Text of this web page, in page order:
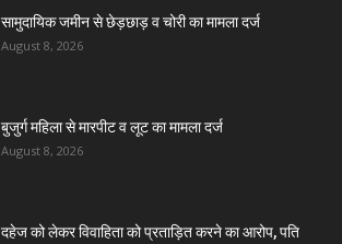
सामुदायिक जमीन से छेड़छाड़ व चोरी का मामला दर्ज
August 8, 2026
बुजुर्ग महिला से मारपीट व लूट का मामला दर्ज
August 8, 2026
दहेज को लेकर विवाहिता को प्रताड़ित करने का आरोप, पति